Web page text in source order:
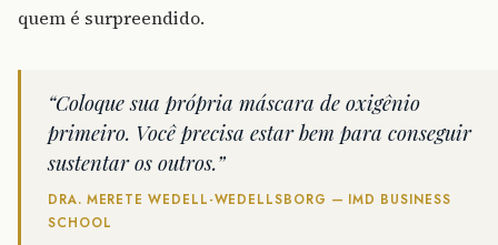
quem é surpreendido.
“Coloque sua própria máscara de oxigênio
primeiro. Você precisa estar bem para conseguir
sustentar os outros.”
DRA. MERETE WEDELL-WEDELLSBORG — IMD BUSINESS
SCHOOL